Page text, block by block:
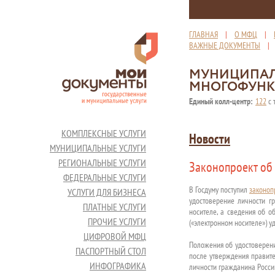
ГЛАВНАЯ | О МФЦ |
ВАЖНЫЕ ДОКУМЕНТЫ
Единый колл-центр: 122с
КОМПЛЕКСНЫЕ УСЛУГИ
МУНИЦИПАЛЬНЫЕ УСЛУГИ
РЕГИОНАЛЬНЫЕ УСЛУГИ
ФЕДЕРАЛЬНЫЕ УСЛУГИ
УСЛУГИ ДЛЯ БИЗНЕСА
ПЛАТНЫЕ УСЛУГИ
ПРОЧИЕ УСЛУГИ
ЦИФРОВОЙ МФЦ
ПАСПОРТНЫЙ СТОЛ
ИНФОГРАФИКА
Новости
Законопроект
В Госдуму поступил
удостоверение личности
носителе, а сведения об
(«электронном носителе»)
Положения об
после утверждения
личности гражданина